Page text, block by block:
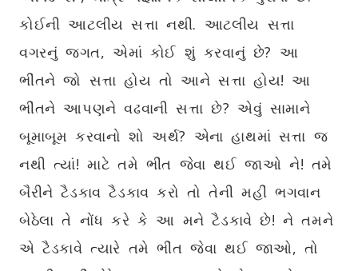
કોઈની આટલીય સત્તા નથી. આટલીય સત્તા
વગરનું જગત, એમાં કોઈ શું કરવાનું છે? આ
ભીંતને જો સત્તા હોય તો આને સત્તા હોય! આ
ભીંતને આપણને વઢવાની સત્તા છે? એવું સામાને
બૂમાબૂમ કરવાનો શો અર્થ? એના હાથમાં સત્તા જ
નથી ત્યાં! માટે તમે ભીંત જેવા થઈ જાઓ ને! તમે
બૈરીને ટૈડકાવ ટૈડકાવ કરો તો તેની મહીં ભગવાન
બેઠેલા તે નોંધ કરે કે આ મને ટૈડકાવે છે! ને તમને
એ ટૈડકાવે ત્યારે તમે ભીંત જેવા થઈ જાઓ, તો